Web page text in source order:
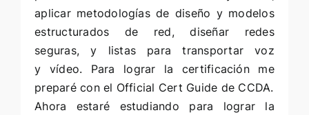
aplicar metodologías de diseño y modelos
estructurados de red, diseñar redes
seguras, y listas para transportar voz
y vídeo. Para lograr la certificación me
preparé con el Official Cert Guide de CCDA.
Ahora estaré estudiando para lograr la